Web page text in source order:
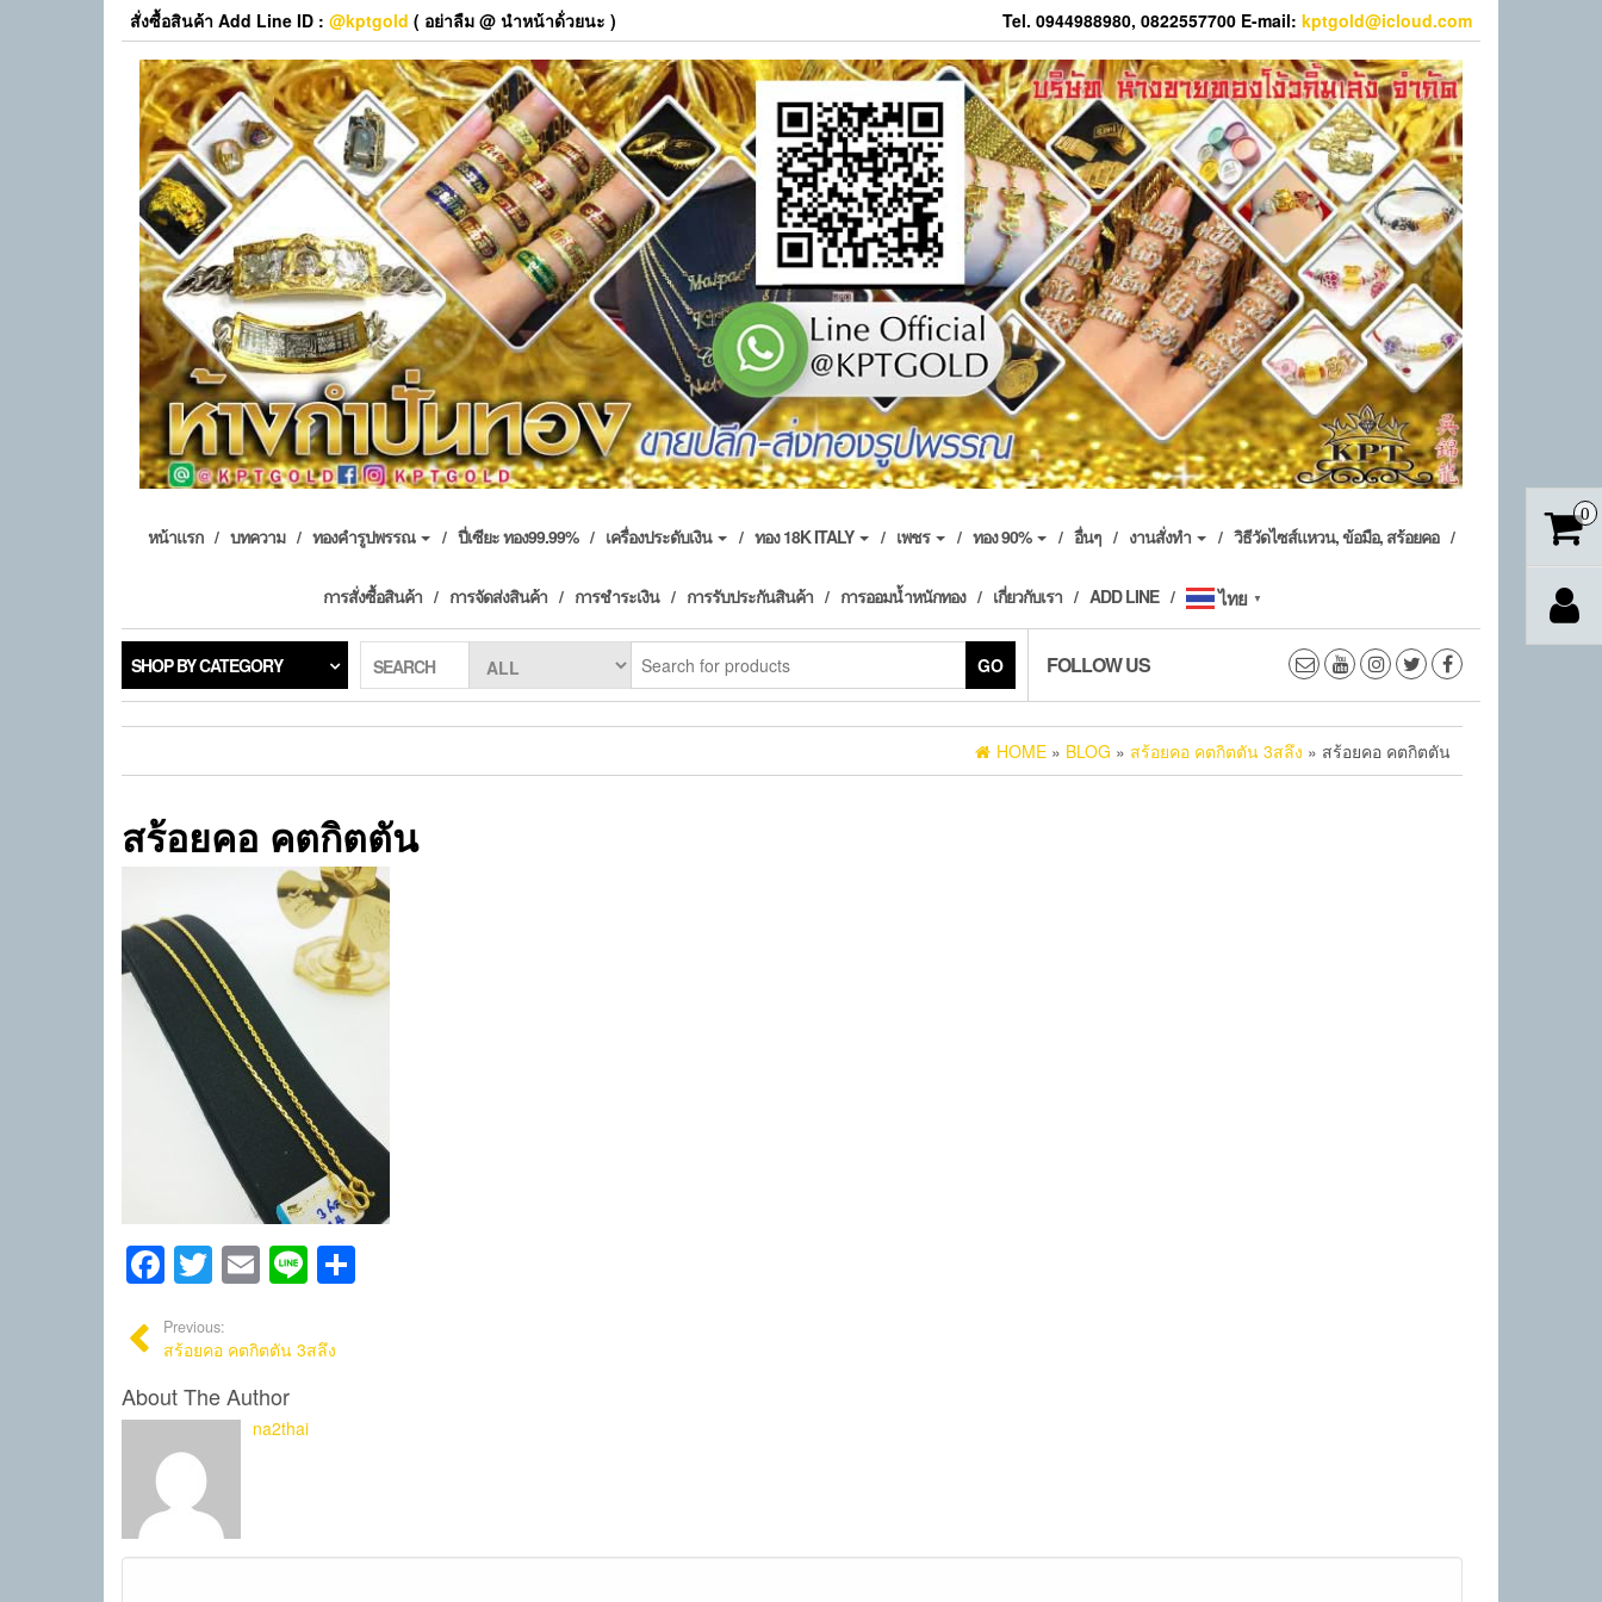
สั่งซื้อสินค้า Add Line ID : @kptgold ( อย่าลืม @ นำหน้าด้่วยนะ ) Tel. 0944988980, 0822557700 E-mail: kptgold@icloud.com
หน้าแรก บทความ ทองคำรูปพรรณ ปี่เซียะ ทอง99.99% เครื่องประดับเงิน ทอง 18K ITALY เพชร ทอง 90% อื่นๆ งานสั่งทำ วิธีวัดไซส์แหวน, ข้อมือ, สร้อยคอ
การสั่งซื้อสินค้า การจัดส่งสินค้า การชำระเงิน การรับประกันสินค้า การออมน้ำหนักทอง เกี่ยวกับเรา ADD LINE ไทย ▼
SHOP BY CATEGORY SEARCH GO FOLLOW US
HOME » BLOG » สร้อยคอ คตกิตตัน 3สลึง » สร้อยคอ คตกิตตัน
สร้อยคอ คตกิตตัน
Facebook
Twitter
Email
Line
Previous:
สร้อยคอ คตกิตตัน 3สลึง
About The Author
na2thai
0